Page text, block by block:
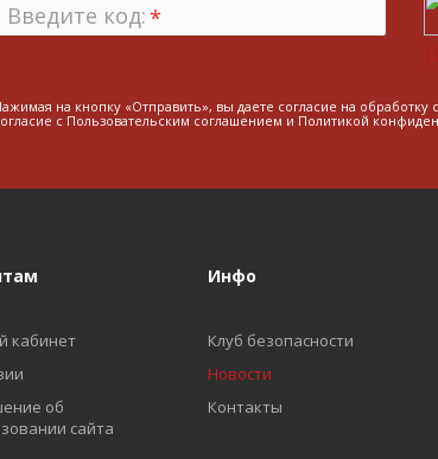
Введите код:*
на кнопку «Отправить», вы даете согласие на
с Пользовательским соглашением и Политикой
кабинет
об
сайта
Инфо
Клуб безопасности
Новости
Контакты